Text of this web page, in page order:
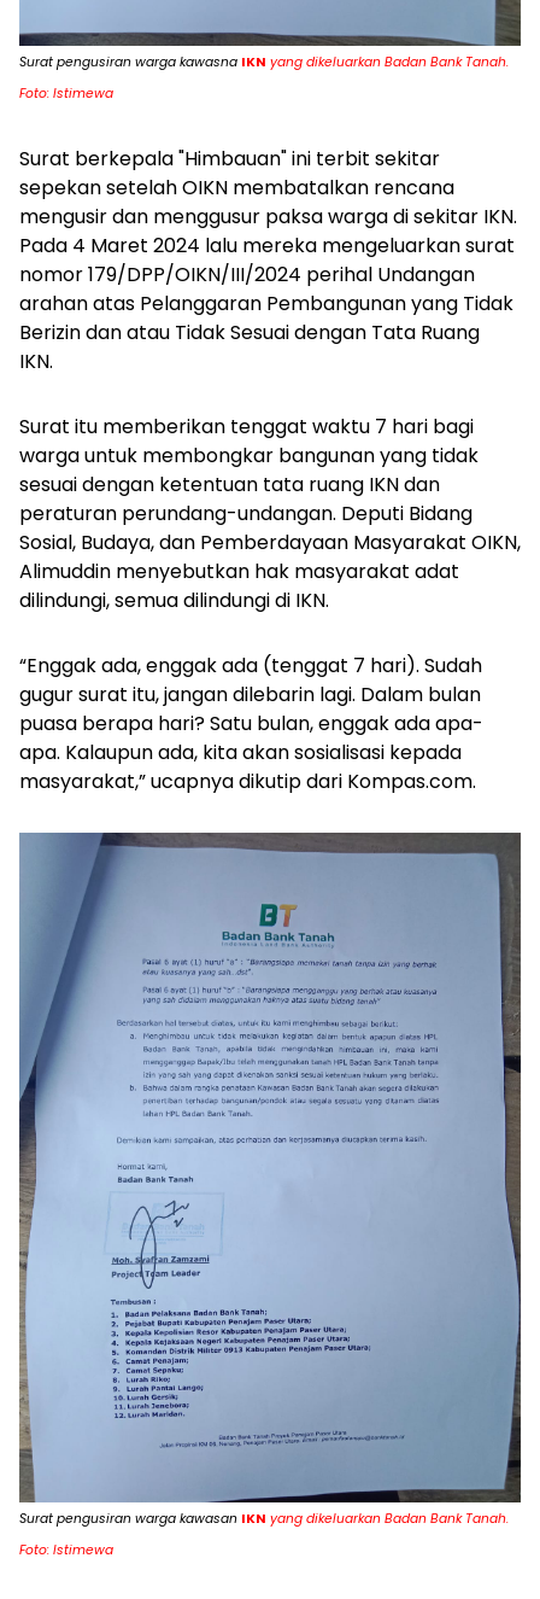
Surat pengusiran warga kawasna IKN yang dikeluarkan Badan Bank Tanah.
Foto: Istimewa
Surat berkepala "Himbauan" ini terbit sekitar
sepekan setelah OIKN membatalkan rencana
mengusir dan menggusur paksa warga di sekitar IKN.
Pada 4 Maret 2024 lalu mereka mengeluarkan surat
nomor 179/DPP/OIKN/III/2024 perihal Undangan
arahan atas Pelanggaran Pembangunan yang Tidak
Berizin dan atau Tidak Sesuai dengan Tata Ruang
IKN.
Surat itu memberikan tenggat waktu 7 hari bagi
warga untuk membongkar bangunan yang tidak
sesuai dengan ketentuan tata ruang IKN dan
peraturan perundang-undangan. Deputi Bidang
Sosial, Budaya, dan Pemberdayaan Masyarakat OIKN,
Alimuddin menyebutkan hak masyarakat adat
dilindungi, semua dilindungi di IKN.
“Enggak ada, enggak ada (tenggat 7 hari). Sudah
gugur surat itu, jangan dilebarin lagi. Dalam bulan
puasa berapa hari? Satu bulan, enggak ada apa-
apa. Kalaupun ada, kita akan sosialisasi kepada
masyarakat,” ucapnya dikutip dari Kompas.com.
Surat pengusiran warga kawasan IKN yang dikeluarkan Badan Bank Tanah.
Foto: Istimewa